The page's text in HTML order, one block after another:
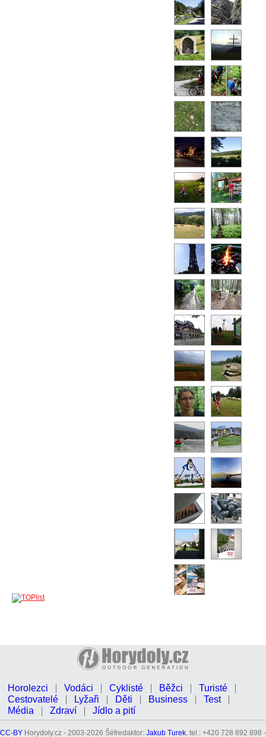
Horolezci Vodáci Cyklisté Běžci
Turisté
Cestovatelé
Lyžaři Děti Business
Test
Média
Zdraví Jídlo a pití
CC-BY Horydoly.cz - 2003-2026 Šéfredaktor: Jakub Turek, tel.: +420 728 892 898 -